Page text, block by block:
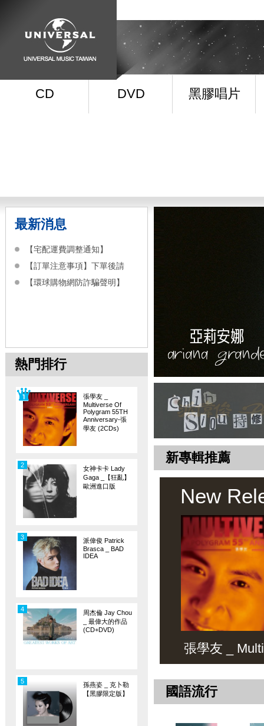
CD DVD 黑膠唱片
最新消息
【宅配運費調整通知】
【訂單注意事項】下單後請
【環球購物網防詐騙聲明】
熱門排行
張學友 _
Multiverse Of
Polygram 55TH
Anniversary-張
學友 (2CDs)
女神卡卡 Lady
Gaga _【狂亂】
歐洲進口版
2
派偉俊 Patrick
Brasca _ BAD
IDEA
3
周杰倫 Jay Chou
_ 最偉大的作品
(CD+DVD)
4
孫燕姿 _ 克卜勒
【黑膠限定版】
5
新專輯推薦
New
張學友 _
國語流行